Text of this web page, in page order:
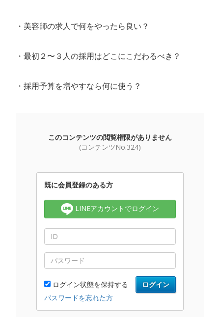
・美容師の求人で何をやったら良い？
・最初２〜３人の採用はどこにこだわるべき？
・採用予算を増やすなら何に使う？